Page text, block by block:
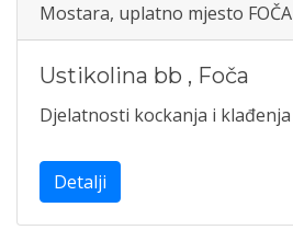
Mostara, uplatno mjesto FOČA
Ustikolina bb , Foča
Djelatnosti kockanja i klađenja
Detalji